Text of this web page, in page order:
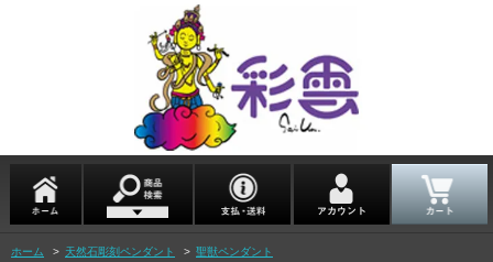
ホーム > 天然石彫刻ペンダント > 聖獣ペンダント